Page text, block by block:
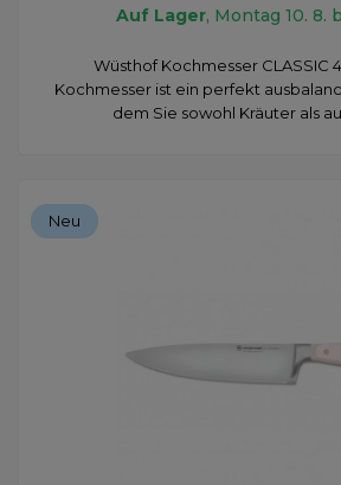
Auf Lager, Montag 10. 8.
Wüsthof Kochmesser CLASSIC
Kochmesser ist ein perfekt
dem Sie sowohl Kräuter als
Neu